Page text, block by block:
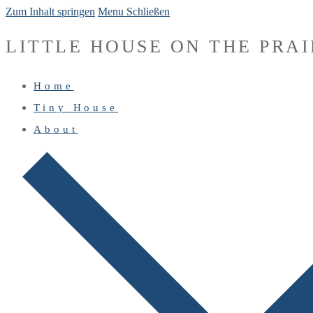
Zum Inhalt springen Menu Schließen
LITTLE HOUSE ON THE
Home
Tiny House
About